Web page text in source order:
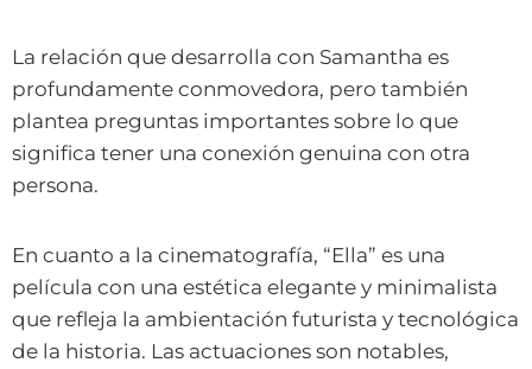
La relación que desarrolla con Samantha es
profundamente conmovedora, pero también
plantea preguntas importantes sobre lo que
significa tener una conexión genuina con otra
persona.
En cuanto a la cinematografía, “Ella” es una
película con una estética elegante y minimalista
que refleja la ambientación futurista y tecnológica
de la historia. Las actuaciones son notables,